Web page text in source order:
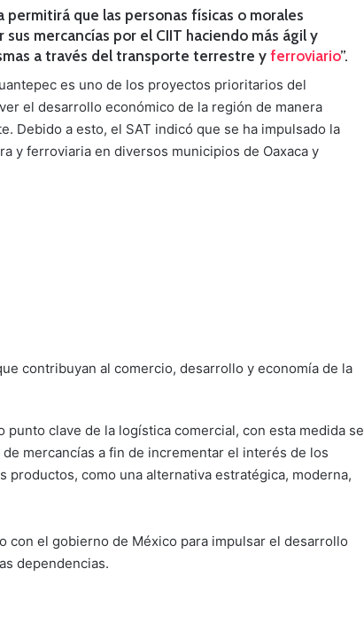
permitirá que las personas físicas o morales
mercancías por el CIIT haciendo más ágil y
a través del transporte terrestre y ferroviario”.
es uno de los proyectos prioritarios del
el desarrollo económico de la región de manera
Debido a esto, el SAT indicó que se ha impulsado la
y ferroviaria en diversos municipios de Oaxaca y
contribuyan al comercio, desarrollo y economía de la
clave de la logística comercial, con esta medida se
mercancías a fin de incrementar el interés de los
productos, como una alternativa estratégica, moderna,
con el gobierno de México para impulsar el desarrollo
dependencias.